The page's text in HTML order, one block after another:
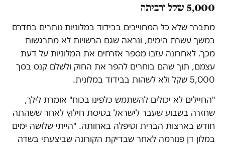
5,000 שקל והביתה
מתברר שלא כל המחוייבים בבידוד במלוניות נותרים בחדרם
במשך עשרת הימים, ונראה שגם הרשויות לא מתרגשות
מכך. לאחרונה עזבו מספר אזרחים את המלוניות על דעת
עצמם, תוך שהם בוחרים להפר את החוק ולשלם קנס בסך
5,000 שקל ולא לשהות בבידוד במלונית.
"החיילים לא יכולים להשתמש כלפינו בכוח" אומרת לילך,
שחזרה בשבוע שעבר לישראל בטיסת חילוץ לאחר ששהתה
חודש בארצות הברית וטיפלה באחותה. "הייתי שלושה ימים
במלון דן פנורמה לאחר שבדיקת הקורונה שביצעתי בשדה